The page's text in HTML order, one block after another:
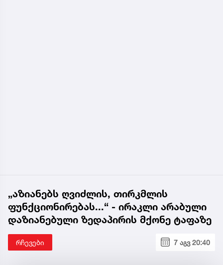
„აზიანებს ღვიძლის, თირკმლის
ფუნქციონირებას...“ - ირაკლი არაბული
დაზიანებული ზედაპირის მქონე ტაფაზე
რჩევები 7 აგვ 20:40